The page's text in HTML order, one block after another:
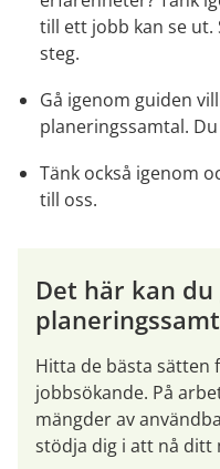
till ett jobb kan se ut.
steg.
Gå igenom guiden
planeringssamtal.
Tänk också igenom
till oss.
Det här kan
Hitta de bästa sätten
jobbsökande. På
mängder av
stödja dig i att nå ditt